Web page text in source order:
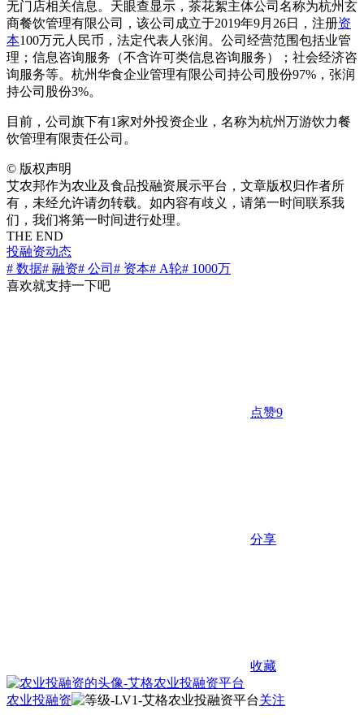
无门店相关信息。天眼查显示，茶花絮主体公司名称为杭州玄
商餐饮管理有限公司，该公司成立于2019年9月26日，注册资
本100万元人民币，法定代表人张润。公司经营范围包括业管
理；信息咨询服务（不含许可类信息咨询服务）；社会经济咨
询服务等。杭州华食企业管理有限公司持公司股份97%，张润
持公司股份3%。
目前，公司旗下有1家对外投资企业，名称为杭州万游饮力餐
饮管理有限责任公司。
© 版权声明
艾农邦作为农业及食品投融资展示平台，文章版权归作者所
有，未经允许请勿转载。如内容有歧义，请第一时间联系我
们，我们将第一时间进行处理。
THE END
投融资动态
# 数据# 融资# 公司 # 资本# A轮# 1000万
喜欢就支持一下吧
点赞9
分享
收藏
农业投融资 关注